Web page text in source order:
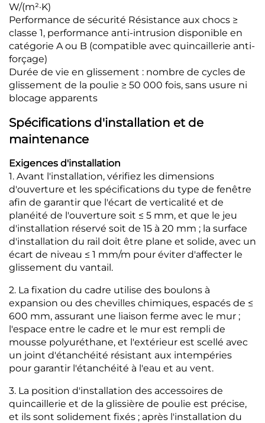
W/(m²·K)
Performance de sécurité Résistance aux chocs ≥
classe 1, performance anti-intrusion disponible en
catégorie A ou B (compatible avec quincaillerie anti-
forçage)
Durée de vie en glissement : nombre de cycles de
glissement de la poulie ≥ 50 000 fois, sans usure ni
blocage apparents
Spécifications d'installation et de
maintenance
Exigences d'installation
1. Avant l'installation, vérifiez les dimensions
d'ouverture et les spécifications du type de fenêtre
afin de garantir que l'écart de verticalité et de
planéité de l'ouverture soit ≤ 5 mm, et que le jeu
d'installation réservé soit de 15 à 20 mm ; la surface
d'installation du rail doit être plane et solide, avec un
écart de niveau ≤ 1 mm/m pour éviter d'affecter le
glissement du vantail.
2. La fixation du cadre utilise des boulons à
expansion ou des chevilles chimiques, espacés de ≤
600 mm, assurant une liaison ferme avec le mur ;
l'espace entre le cadre et le mur est rempli de
mousse polyuréthane, et l'extérieur est scellé avec
un joint d'étanchéité résistant aux intempéries
pour garantir l'étanchéité à l'eau et au vent.
3. La position d'installation des accessoires de
quincaillerie et de la glissière de poulie est précise,
et ils sont solidement fixés ; après l'installation du